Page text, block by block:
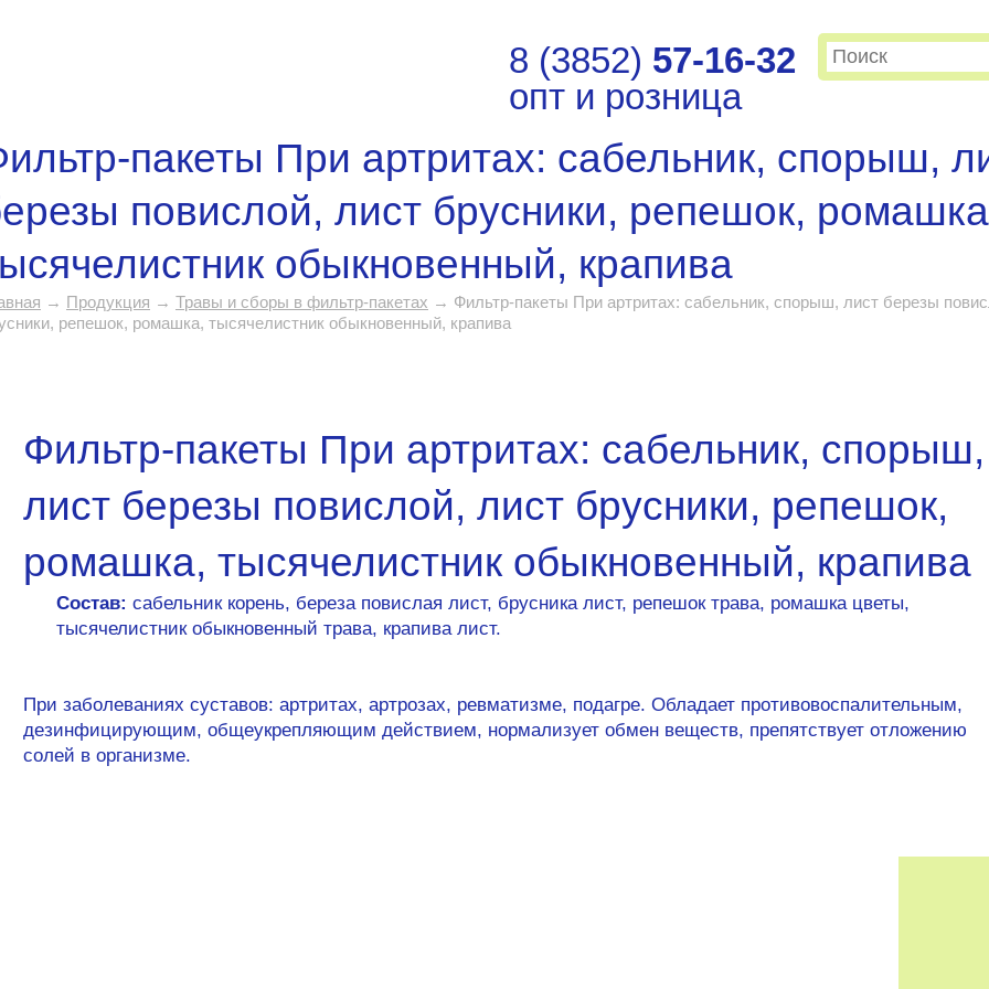
8 (3852) 57-16-32
опт и розница
пакеты При артритах: сабельник, спорыш,
повислой, лист брусники, репешок,
обыкновенный, крапива
→ Продукция → Травы и сборы в фильтр-пакетах → Фильтр-пакеты При артритах: сабельник, спорыш, лист березы
репешок, ромашка, тысячелистник обыкновенный, крапива
Фильтр-пакеты При артритах: сабельник, спорыш,
лист березы повислой, лист брусники, репешок,
ромашка, тысячелистник обыкновенный, крапива
Состав: сабельник корень, береза повислая лист, брусника лист, репешок трава, ромашка цветы,
тысячелистник обыкновенный трава, крапива лист.
При заболеваниях суставов: артритах, артрозах, ревматизме, подагре. Обладает противовоспалительным,
дезинфицирующим, общеукрепляющим действием, нормализует обмен веществ, препятствует отложению
солей в организме.